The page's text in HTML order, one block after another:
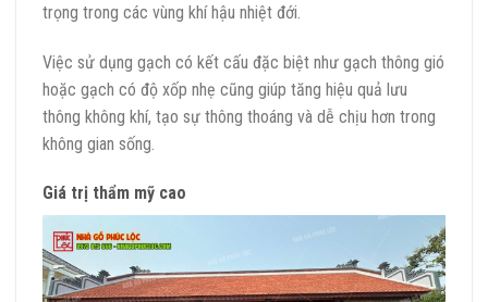
trọng trong các vùng khí hậu nhiệt đới.
Việc sử dụng gạch có kết cấu đặc biệt như gạch thông gió
hoặc gạch có độ xốp nhẹ cũng giúp tăng hiệu quả lưu
thông không khí, tạo sự thông thoáng và dễ chịu hơn trong
không gian sống.
Giá trị thẩm mỹ cao